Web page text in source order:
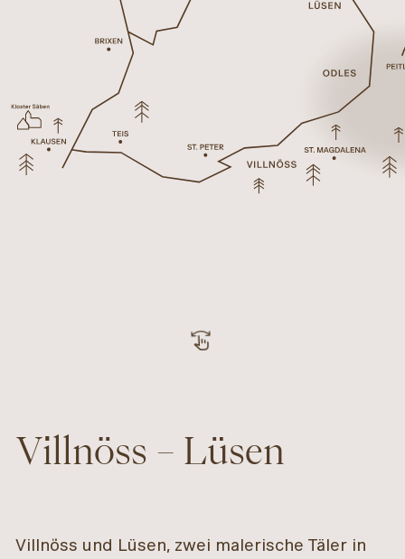
Villnöss – Lüsen
Villnöss und Lüsen, zwei malerische Täler in